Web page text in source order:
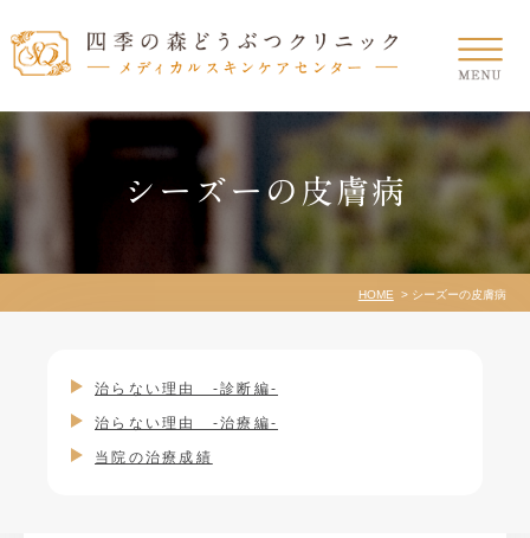
シーズーの皮膚病
HOME シーズーの皮膚病
治らない理由 -診断編-
治らない理由 -治療編-
当院の治療成績